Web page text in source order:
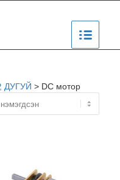
ДУГУЙ > DC мотор